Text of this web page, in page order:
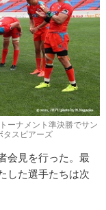
ーナメント準決勝でサン
タスピアーズ
会見を行った。最
した選手たちは次